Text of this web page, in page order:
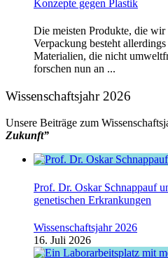
Konzepte gegen Plastik
Die meisten Produkte, die
Verpackung besteht
Materialien, die nicht
forschen nun an ...
Wissenschaftsjahr 2026
Unsere Beiträge zum
Zukunft”
Prof. Dr. Oskar Schnappauf
genetischen Erkrankungen
Wissenschaftsjahr 2026
16. Juli 2026